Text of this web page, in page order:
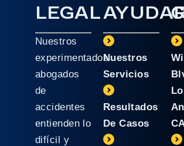
LEGAL
Nuestros
experimentados
abogados
de
accidentes
entienden lo
difícil y
Nuestros
Servicios
Resultados
De Casos